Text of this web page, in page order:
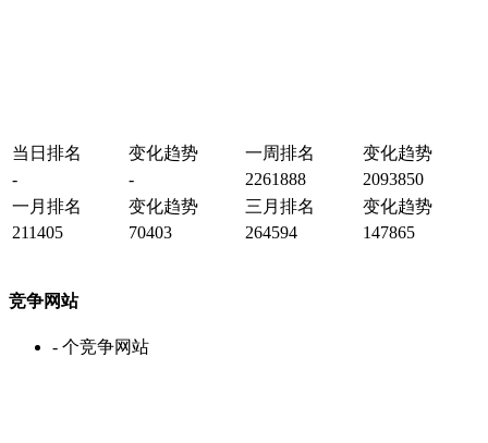
当日排名 变化趋势 一周排名
变化趋势
-
- 2261888
2093850
一月排名
变化趋势 三月排名
变化趋势
211405
70403 264594 147865
竞争网站
- 个竞争网站